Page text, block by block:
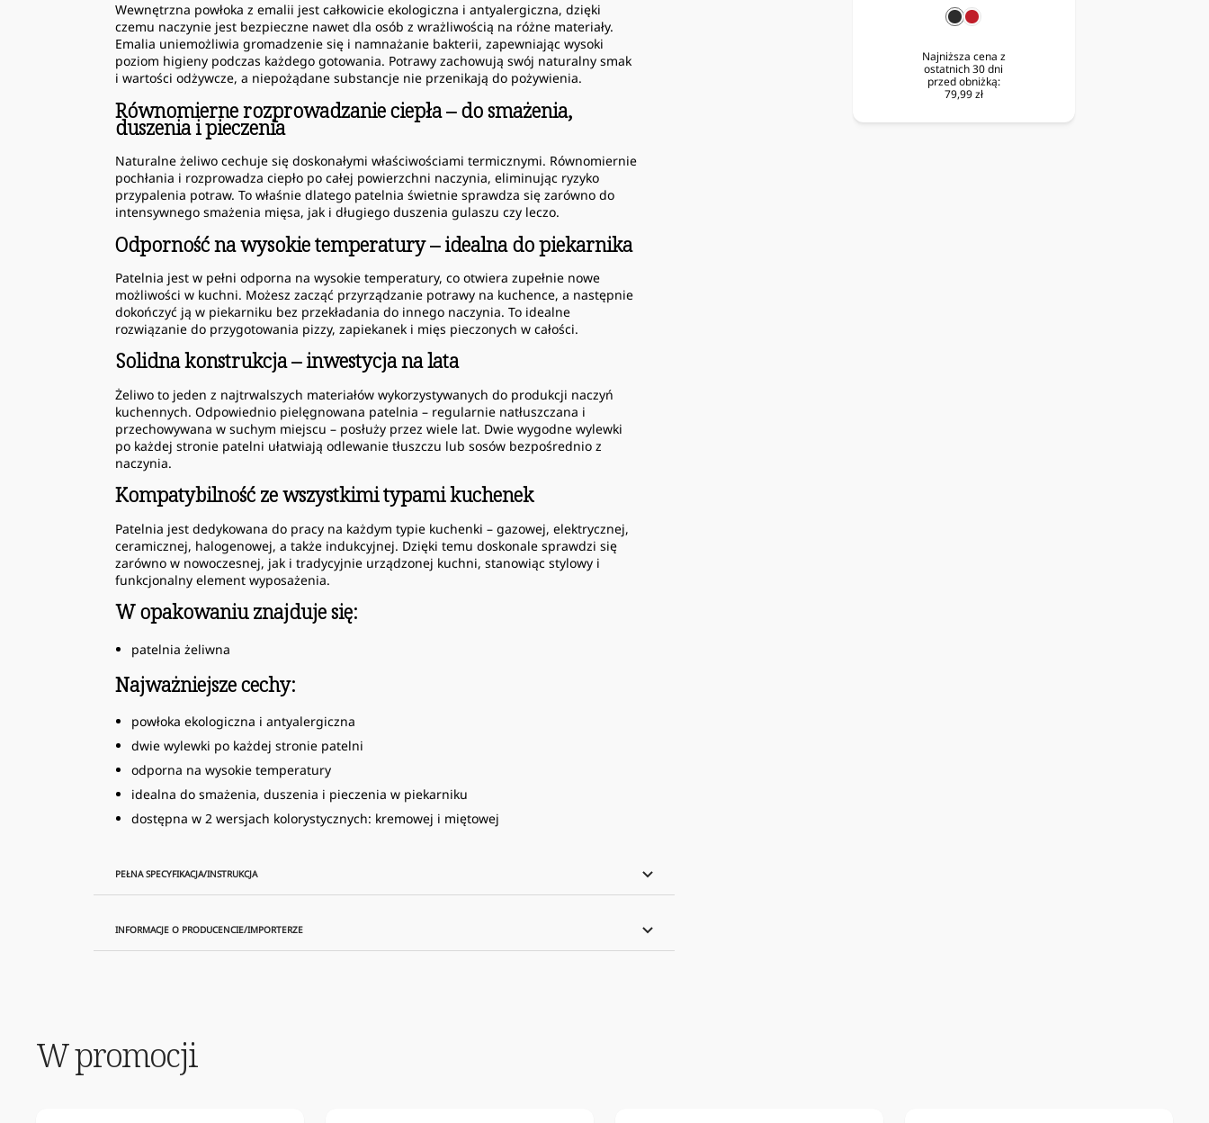
Wewnętrzna powłoka z emalii jest całkowicie ekologiczna i antyalergiczna, dzięki
czemu naczynie jest bezpieczne nawet dla osób z wrażliwością na różne materiały.
Emalia uniemożliwia gromadzenie się i namnażanie bakterii, zapewniając wysoki
poziom higieny podczas każdego gotowania. Potrawy zachowują swój naturalny smak
i wartości odżywcze, a niepożądane substancje nie przenikają do pożywienia.
Równomierne rozprowadzanie ciepła – do smażenia,
duszenia i pieczenia
Naturalne żeliwo cechuje się doskonałymi właściwościami termicznymi. Równomiernie
pochłania i rozprowadza ciepło po całej powierzchni naczynia, eliminując ryzyko
przypalenia potraw. To właśnie dlatego patelnia świetnie sprawdza się zarówno do
intensywnego smażenia mięsa, jak i długiego duszenia gulaszu czy leczo.
Odporność na wysokie temperatury – idealna do piekarnika
Patelnia jest w pełni odporna na wysokie temperatury, co otwiera zupełnie nowe
możliwości w kuchni. Możesz zacząć przyrządzanie potrawy na kuchence, a następnie
dokończyć ją w piekarniku bez przekładania do innego naczynia. To idealne
rozwiązanie do przygotowania pizzy, zapiekanek i mięs pieczonych w całości.
Solidna konstrukcja – inwestycja na lata
Żeliwo to jeden z najtrwalszych materiałów wykorzystywanych do produkcji naczyń
kuchennych. Odpowiednio pielęgnowana patelnia – regularnie natłuszczana i
przechowywana w suchym miejscu – posłuży przez wiele lat. Dwie wygodne wylewki
po każdej stronie patelni ułatwiają odlewanie tłuszczu lub sosów bezpośrednio z
naczynia.
Kompatybilność ze wszystkimi typami kuchenek
Patelnia jest dedykowana do pracy na każdym typie kuchenki – gazowej, elektrycznej,
ceramicznej, halogenowej, a także indukcyjnej. Dzięki temu doskonale sprawdzi się
zarówno w nowoczesnej, jak i tradycyjnie urządzonej kuchni, stanowiąc stylowy i
funkcjonalny element wyposażenia.
W opakowaniu znajduje się:
patelnia żeliwna
Najważniejsze cechy:
powłoka ekologiczna i antyalergiczna
dwie wylewki po każdej stronie patelni
odporna na wysokie temperatury
idealna do smażenia, duszenia i pieczenia w piekarniku
dostępna w 2 wersjach kolorystycznych: kremowej i miętowej
PEŁNA SPECYFIKACJA/INSTRUKCJA
INFORMACJE O PRODUCENCIE/IMPORTERZE
czarnyczerwony
Najniższa cena z
ostatnich 30 dni
przed obniżką:
79,99 zł
W promocji